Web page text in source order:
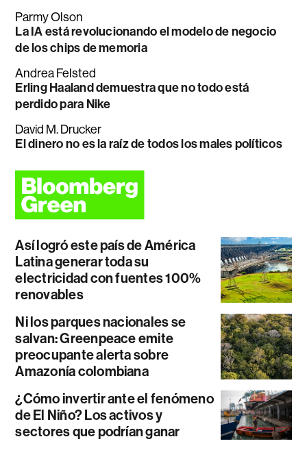
Parmy Olson
La IA está revolucionando el modelo de negocio
de los chips de memoria
Andrea Felsted
Erling Haaland demuestra que no todo está
perdido para Nike
David M. Drucker
El dinero no es la raíz de todos los males políticos
Así logró este país de América
Latina generar toda su
electricidad con fuentes 100%
renovables
Ni los parques nacionales se
salvan: Greenpeace emite
preocupante alerta sobre
Amazonía colombiana
¿Cómo invertir ante el fenómeno
de El Niño? Los activos y
sectores que podrían ganar